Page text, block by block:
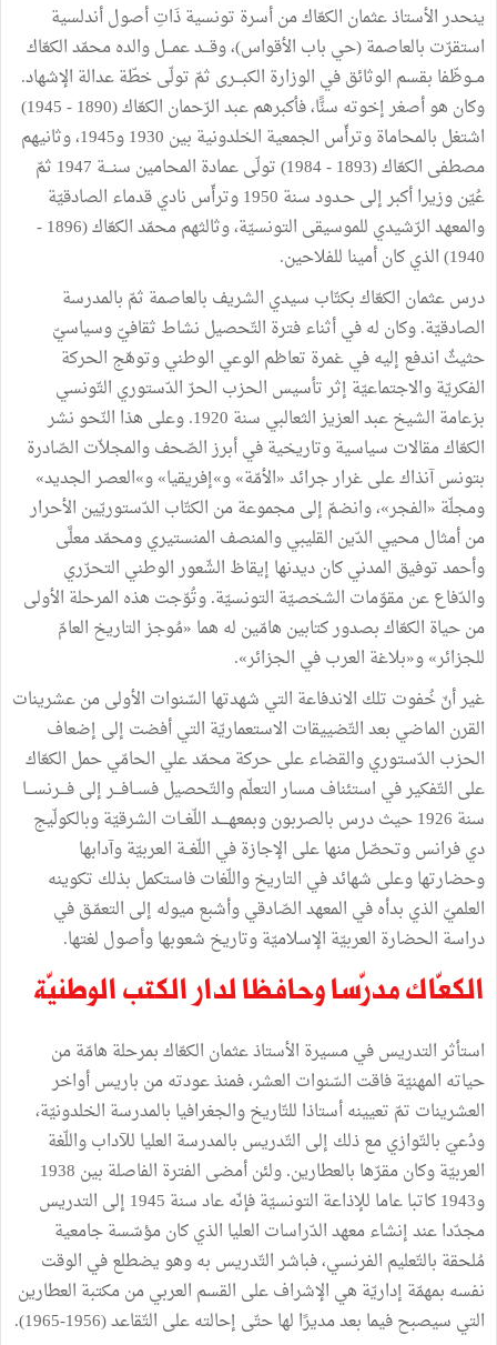
ينحدر الأستاذ عثمان الكعّاك من أسرة تونسية ذَاتِ أصول أندلسية
استقرّت بالعاصمة (حي باب الأقواس)، وقـــد عمـــل والده محمّد الكعّاك
مــوظّفا بقسم الوثائق في الوزارة الكبـــرى ثمّ تولّى خطّة عدالة الإشهاد.
وكان هو أصغر إخوته سنًّا، فأكبرهم عبد الرّحمان الكعّاك (1890 - 1945)
اشتغل بالمحاماة وترأّس الجمعية الخلدونية بين 1930 و1945، وثانيهم
مصطفى الكعّاك (1893 - 1984) تولّى عمادة المحامين سنـــة 1947 ثمّ
عُيّن وزيرا أكبر إلى حـدود سنة 1950 وترأّس نادي قدماء الصادقيّة
والمعهد الرّشيدي للموسيقى التونسيّة، وثالثهم محمّد الكعّاك (1896 -
1940) الذي كان أمينا للفلاحين.
درس عثمان الكعّاك بكتّاب سيدي الشريف بالعاصمة ثمّ بالمدرسة
الصادقيّة. وكان له في أثناء فترة التّحصيل نشاط ثقافيّ وسياسيّ
حثيثٌ اندفع إليه في غمرة تعاظم الوعي الوطني وتوهّج الحركة
الفكريّة والاجتماعيّة إثر تأسيس الحزب الحرّ الدّستوري التّونسي
بزعامة الشيخ عبد العزيز الثعالبي سنة 1920. وعلى هذا النّحو نشر
الكعّاك مقالات سياسية وتاريخية في أبرز الصّحف والمجلاّت الصّادرة
بتونس آنذاك على غرار جرائد «الأمّة» و»إفريقيا» و»العصر الجديد»
ومجلّة «الفجر»، وانضمّ إلى مجموعة من الكتّاب الدّستوريّين الأحرار
من أمثال محيي الدّين القليبي والمنصف المنستيري ومحمّد معلَّى
وأحمد توفيق المدني كان ديدنها إيقاظ الشّعور الوطني التحرّري
والدّفاع عن مقوّمات الشخصيّة التونسيّة. وتُوّجت هذه المرحلة الأولى
من حياة الكعّاك بصدور كتابين هامّين له هما «مُوجز التاريخ العامّ
للجزائر» و«بلاغة العرب في الجزائر».
غير أنّ خُفوت تلك الاندفاعة التي شهدتها السّنوات الأولى من عشرينات
القرن الماضي بعد التّضييقات الاستعماريّة التي أفضت إلى إضعاف
الحزب الدّستوري والقضاء على حركة محمّد علي الحامّي حمل الكعّاك
على التّفكير في استئناف مسار التعلّم والتّحصيل فســافـــر إلى فـــرنســـا
سنة 1926 حيث درس بالصربون وبمعهــــد اللّغــات الشرقيّة وبالكولّيج
دي فرانس وتحصّل منها على الإجازة في اللّغــة العربيّة وآدابها
وحضارتها وعلى شهائد في التاريخ واللّغات فاستكمل بذلك تكوينه
العلميّ الذي بدأه في المعهد الصّادقي وأشبع ميوله إلى التعمّـق في
دراسة الحضارة العربيّة الإسلاميّة وتاريخ شعوبها وأصول لغتها.
الكعّاك مدرّسا وحافظا لدار الكتب الوطنيّة
استأثر التدريس في مسيرة الأستاذ عثمان الكعّاك بمرحلة هامّة من
حياته المهنيّة فاقت السّنوات العشر، فمنذ عودته من باريس أواخر
العشرينات تمّ تعيينه أستاذا للتّاريخ والجغرافيا بالمدرسة الخلدونيّة،
ودُعيَ بالتّوازي مع ذلك إلى التّدريس بالمدرسة العليا للآداب واللّغة
العربيّة وكان مقرّها بالعطارين. ولئن أمضى الفترة الفاصلة بين 1938
و1943 كاتبا عاما للإذاعة التونسيّة فإنّه عاد سنة 1945 إلى التدريس
مجدّدا عند إنشاء معهد الدّراسات العليا الذي كان مؤسّسة جامعية
مُلحقة بالتّعليم الفرنسي، فباشر التّدريس به وهو يضطلع في الوقت
نفسه بمهمّة إداريّة هي الإشراف على القسم العربي من مكتبة العطارين
التي سيصبح فيما بعد مديرًا لها حتّى إحالته على التّقاعد (1956-1965).